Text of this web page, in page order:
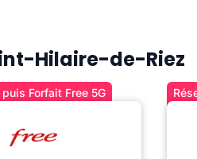
Hilaire-de-Riez
puis Forfait Free 5G